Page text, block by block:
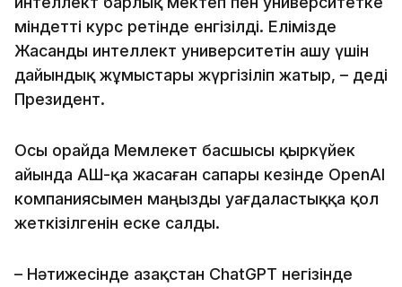
міндетті курс ретінде енгізілді. Елімізде
Жасанды интеллект университетін ашу үшін
дайындық жұмыстары жүргізіліп жатыр, – деді
Президент.
Осы орайда Мемлекет басшысы қыркүйек
айында АҚШ-қа жасаған сапары кезінде OpenAI
компаниясымен маңызды уағдаластыққа қол
жеткізілгенін еске салды.
– Нәтижесінде Қазақстан ChatGPT негізінде